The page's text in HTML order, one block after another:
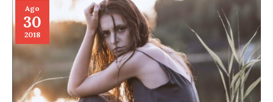
Ago
30
2018